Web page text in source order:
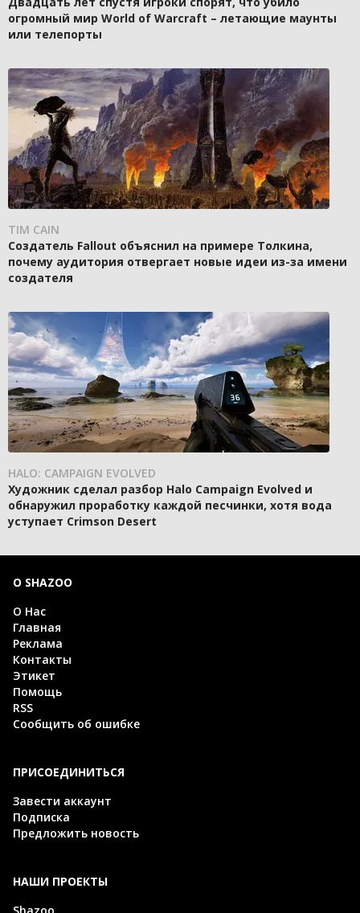
огромный мир World of Warcraft – летающие маунты
или телепорты
TIM CAIN
Создатель Fallout объяснил на примере Толкина,
почему аудитория отвергает новые идеи из-за имени
создателя
HALO: CAMPAIGN EVOLVED
Художник сделал разбор Halo Campaign Evolved и
обнаружил проработку каждой песчинки, хотя вода
уступает Crimson Desert
О SHAZOO
О Нас
Главная
Реклама
Контакты
Этикет
Помощь
RSS
Сообщить об ошибке
ПРИСОЕДИНИТЬСЯ
Завести аккаунт
Подписка
Предложить новость
НАШИ ПРОЕКТЫ